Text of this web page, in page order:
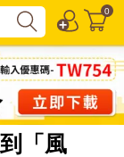
0
「風